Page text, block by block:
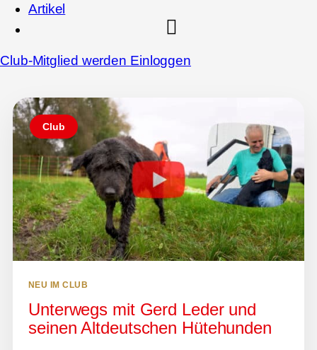
Artikel
Club-Mitglied werden Einloggen
Club
NEU IM CLUB
Unterwegs mit Gerd Leder und
seinen Altdeutschen Hütehunden